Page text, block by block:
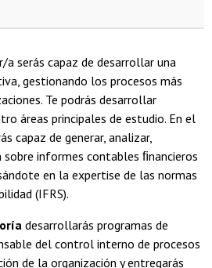
serás capaz de desarrollar una
gestionando los procesos más
Te podrás desarrollar
áreas principales de estudio. En el
capaz de generar, analizar,
informes contables ﬁnancieros
en la expertise de las normas
(IFRS).
desarrollarás programas de
del control interno de procesos
de la organización y entregarás